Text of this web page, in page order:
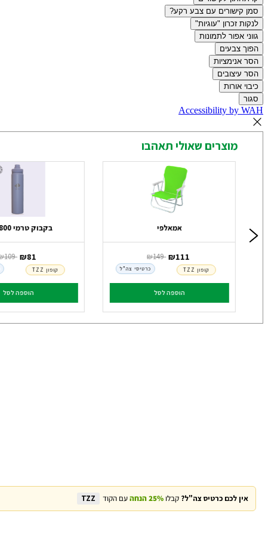
סמן קישורים עם צבע רקע?
לנקות זכרון "עוגיות"
גווני אפור לתמונות
הפוך צבעים
הסר אנימציות
הסר עיצובים
כיבוי אורות
סגור
Accessibility by WAH
מוצרים שאולי תאהבו
אמאלפי
‏ ₪
149 111
הוספה לסל
כרטיסי צה"ל קופון TZZ
בקבוק טרמי 800 מ"ל
‏ ₪
109 81
הוספה לסל
קופון TZZ
אין לכם כרטיס צה"ל? קבלו25% הנחה עם הקוד TZZ